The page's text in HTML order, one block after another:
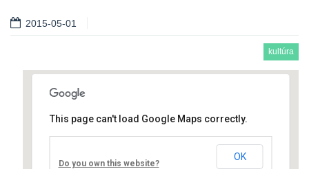
2015-05-01
kultúra
Művelődési ház
Fő út 8 - Nagyréde
This page can't load Google Maps correctly.
Do you own this website?
OK